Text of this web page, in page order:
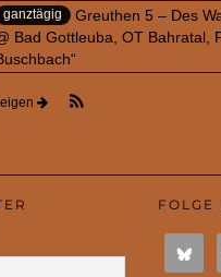
ganztägig
Greuthen 5 – Des
Bad Gottleuba, OT Bahratal,
FOLGE